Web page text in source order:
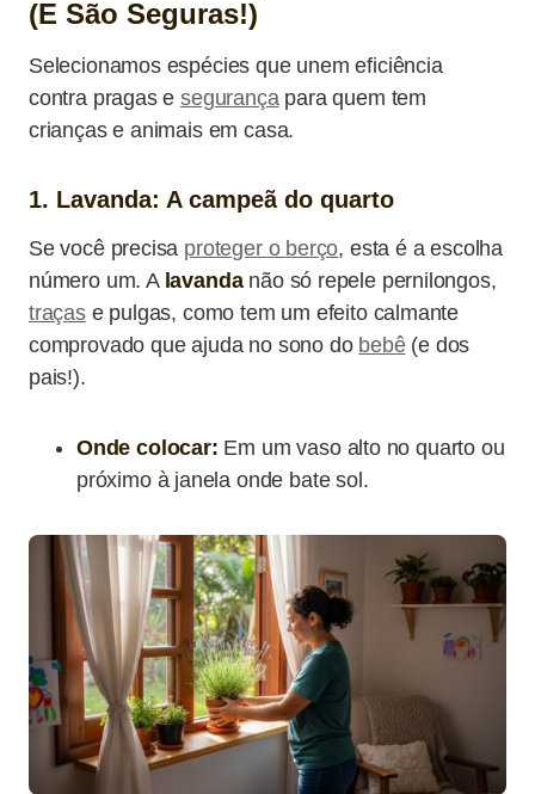
(E São Seguras!)
Selecionamos espécies que unem eficiência
contra pragas esegurança para quem tem
crianças e animais em casa.
1. Lavanda: A campeã do quarto
Se você precisa proteger o berço, esta é a escolha
número um. A lavandanão só repele pernilongos,
traçase pulgas, como tem um efeito calmante
comprovado que ajuda no sono do bebê(e dos
pais!).
Onde colocar: Em um vaso alto no quarto ou
próximo à janela onde bate sol.